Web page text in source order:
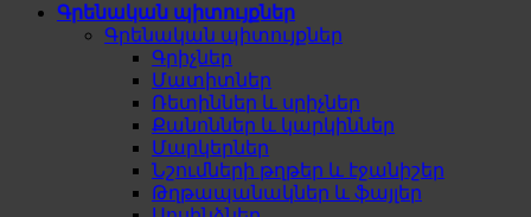
Գրենական պիտույքներ
Գրենական պիտույքներ
Գրիչներ
Մատիտներ
Ռետիններ և սրիչներ
Քանոններ և կարկիններ
Մարկերներ
Նշումների թղթեր և էջանիշեր
Թղթապանակներ և ֆայլեր